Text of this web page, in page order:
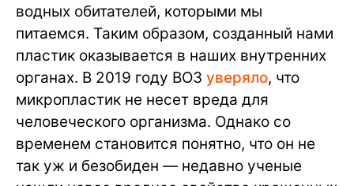
водных обитателей, которыми мы
питаемся. Таким образом, созданный нами
пластик оказывается в наших внутренних
органах. В 2019 году ВОЗ уверяло, что
микропластик не несет вреда для
человеческого организма. Однако со
временем становится понятно, что он не
так уж и безобиден — недавно ученые